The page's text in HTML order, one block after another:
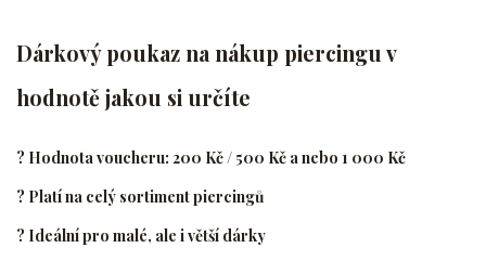
Dárkový poukaz na nákup piercingu v
hodnotě jakou si určíte
? Hodnota voucheru: 200 Kč / 500 Kč a nebo 1 000 Kč
? Platí na celý sortiment piercingů
? Ideální pro malé, ale i větší dárky